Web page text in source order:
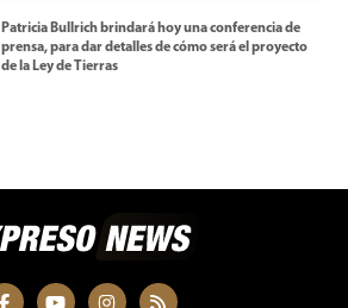
Patricia Bullrich brindará hoy una conferencia de
prensa, para dar detalles de cómo será el proyecto
de la Ley de Tierras